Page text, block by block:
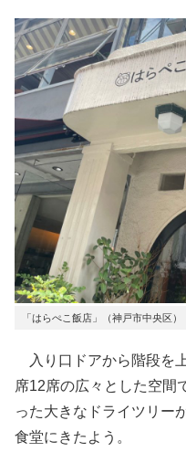
「はらぺこ飯店」（神戸市中央区）
入り口ドアから階段を
席12席の広々とした空間
った大きなドライツリー
食堂にきたよう。